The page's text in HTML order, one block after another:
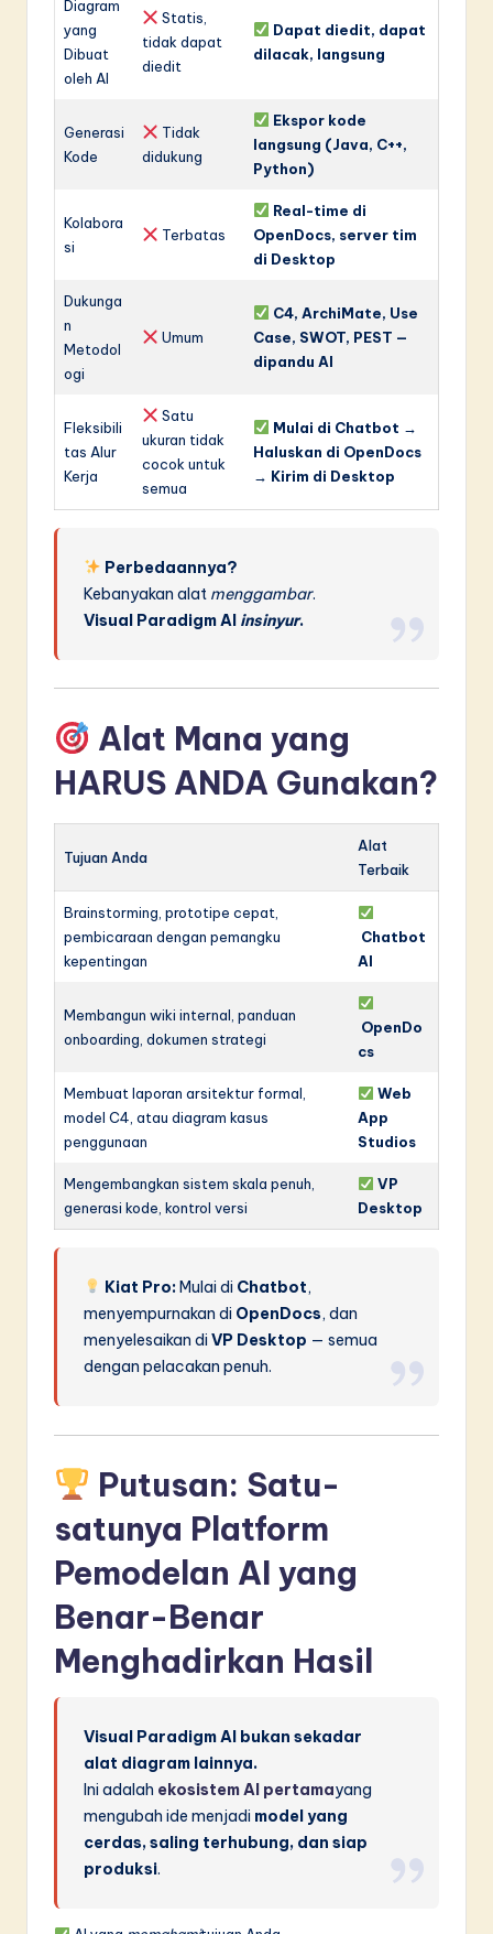
Diagram
yang
Dibuat
oleh AI
Statis,
tidak dapat
diedit
Dapat diedit, dapat
dilacak, langsung
Generasi
Kode
Tidak
didukung
Ekspor kode
langsung (Java, C++,
Python)
Kolabora
si
Terbatas
Real-time di
OpenDocs, server tim
di Desktop
Dukunga
n
Metodol
ogi
Umum
C4, ArchiMate, Use
Case, SWOT, PEST —
dipandu AI
Fleksibili
tas Alur
Kerja
Satu
ukuran tidak
cocok untuk
semua
Mulai di Chatbot →
Haluskan di OpenDocs
→ Kirim di Desktop
Perbedaannya?
Kebanyakan alat menggambar.
Visual Paradigm AI insinyur.
Alat Mana yang
HARUS ANDA Gunakan?
Tujuan Anda
Alat
Terbaik
Brainstorming, prototipe cepat,
pembicaraan dengan pemangku
kepentingan
Chatbot
AI
Membangun wiki internal, panduan
onboarding, dokumen strategi
OpenDo
cs
Membuat laporan arsitektur formal,
model C4, atau diagram kasus
penggunaan
Web
App
Studios
Mengembangkan sistem skala penuh,
generasi kode, kontrol versi
VP
Desktop
Kiat Pro:Mulai di Chatbot,
menyempurnakan di OpenDocs, dan
menyelesaikan diVP Desktop — semua
dengan pelacakan penuh.
Putusan: Satu-
satunya Platform
Pemodelan AI yang
Benar-Benar
Menghadirkan Hasil
Visual Paradigm AI bukan sekadar
alat diagram lainnya.
Ini adalah ekosistem AI pertamayang
mengubah ide menjadi model yang
cerdas, saling terhubung, dan siap
produksi.